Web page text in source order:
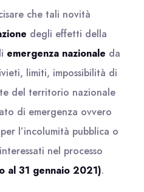
che tali novità
degli effetti della
emergenza nazionale da
limiti, impossibilità di
del territorio nazionale
di emergenza ovvero
l’incolumità pubblica o
nel processo
al 31 gennaio 2021).